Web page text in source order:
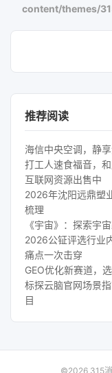
content/themes/
推荐阅读
海信中央空调，静
打工人速食福音，
互联网资源出售中
2026年沈阳远鼎塑
梳理
《宇宙》：探索宇
2026公钲评选行业
痛点一次击穿
GEO优化新赛道，
标探云脑官网场景
目
©2026 315消